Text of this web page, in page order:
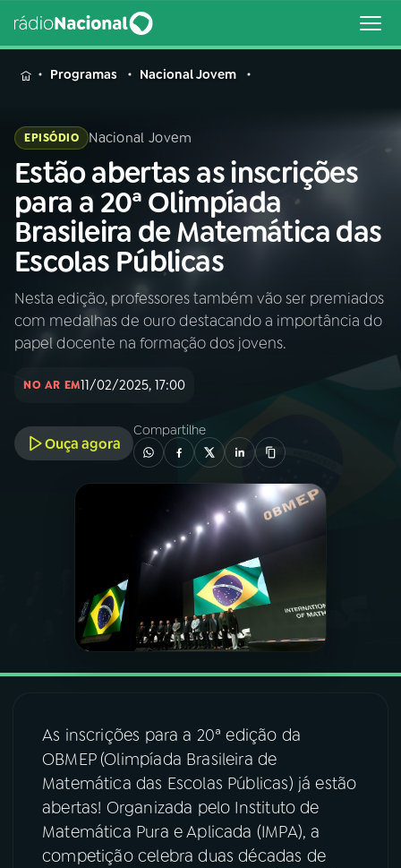
MENU
Buscar
na
Rádio
Nacional
Buscar
AO VIVO
01INÍCIO
02A RÁDIO
03PROGRAMAÇÃO
VIDEOCASTS
07ÚLTIMAS
08FESTIVAL DE MÚSICA
YouTube Facebook
Programas Nacional Jovem
EPISÓDIO Nacional Jovem
Estão abertas as inscrições
para a 20ª Olimpíada
Brasileira de Matemática das
Escolas Públicas
Nesta edição, professores também vão ser premiados
com medalhas de ouro destacando a importância do
papel docente na formação dos jovens.
NO AR EM11/02/2025, 17:00
Ouça agora
Compartilhe
As inscrições para a 20ª edição da
OBMEP (Olimpíada Brasileira de
Matemática das Escolas Públicas) já estão
abertas! Organizada pelo Instituto de
Matemática Pura e Aplicada (IMPA), a
competição celebra duas décadas de